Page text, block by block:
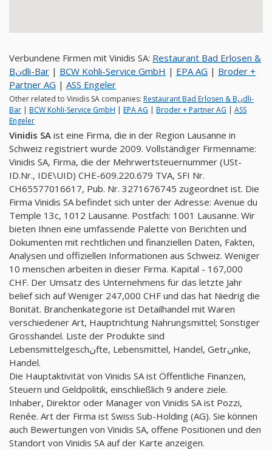
Verbundene Firmen mit Vinidis SA: Restaurant Bad Erlosen &
Bنdli-Bar | BCW Kohli-Service GmbH | EPA AG | Broder +
Partner AG | ASS Engeler
Other related to Vinidis SA companies: Restaurant Bad Erlosen & Bنdli-
Bar | BCW Kohli-Service GmbH | EPA AG | Broder + Partner AG | ASS
Engeler
Vinidis SA ist eine Firma, die in der Region Lausanne in
Schweiz registriert wurde 2009. Vollständiger Firmenname:
Vinidis SA, Firma, die der Mehrwertsteuernummer (USt-
ID.Nr., IDE\UID) CHE-609.220.679 TVA, SFI Nr.
CH65577016617, Pub. Nr. 3271676745 zugeordnet ist. Die
Firma Vinidis SA befindet sich unter der Adresse: Avenue du
Temple 13c, 1012 Lausanne. Postfach: 1001 Lausanne. Wir
bieten Ihnen eine umfassende Palette von Berichten und
Dokumenten mit rechtlichen und finanziellen Daten, Fakten,
Analysen und offiziellen Informationen aus Schweiz. Weniger
10 menschen arbeiten in dieser Firma. Kapital - 167,000
CHF. Der Umsatz des Unternehmens für das letzte Jahr
belief sich auf Weniger 247,000 CHF und das hat Niedrig die
Bonität. Branchenkategorie ist Detailhandel mit Waren
verschiedener Art, Hauptrichtung Nahrungsmittel; Sonstiger
Grosshandel. Liste der Produkte sind
Lebensmittelgeschنfte, Lebensmittel, Handel, Getrنnke,
Handel.
Die Hauptaktivität von Vinidis SA ist Öffentliche Finanzen,
Steuern und Geldpolitik, einschließlich 9 andere ziele.
Inhaber, Direktor oder Manager von Vinidis SA ist Pozzi,
Renée. Art der Firma ist Swiss Sub-Holding (AG). Sie können
auch Bewertungen von Vinidis SA, offene Positionen und den
Standort von Vinidis SA auf der Karte anzeigen.